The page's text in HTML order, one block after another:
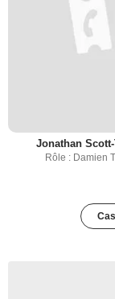
Jonathan
Rôle : Damien